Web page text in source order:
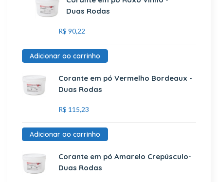
Duas Rodas
R$ 90,22
Adicionar ao carrinho
Corante em pó Vermelho Bordeaux -
Duas Rodas
R$ 115,23
Adicionar ao carrinho
Corante em pó Amarelo Crepúsculo-
Duas Rodas